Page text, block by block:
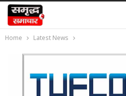
Home Latest News